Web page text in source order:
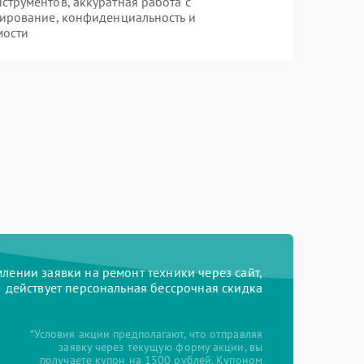
конфиденциальность и
заявки на ремонт техники через сайт,
действует персональная бессрочная скидка
*Условия акции предполагают, что отправляя
заявку через текущую форму акции, вы
получаете купон на 1500 рублей. Купоном